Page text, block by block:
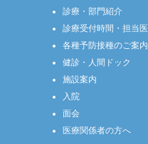
診療・部門紹介
診療受付時間・担当医
各種予防接種のご案内
健診・人間ドック
施設案内
入院
面会
医療関係者の方へ